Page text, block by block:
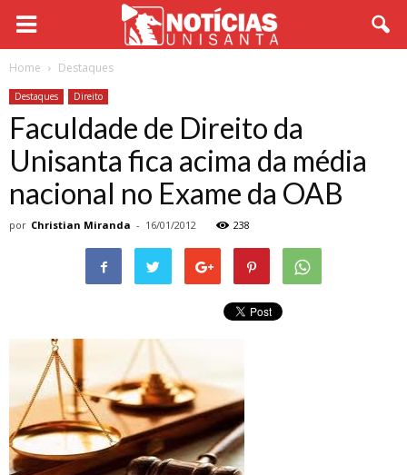
Home Destaques
Destaques Direito
Faculdade de Direito da
Unisanta fica acima da média
nacional no Exame da OAB
por Christian Miranda - 16/01/2012 238